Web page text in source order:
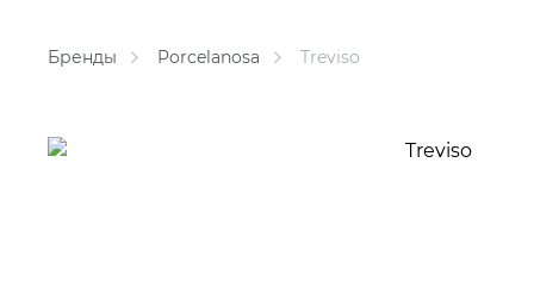
Бренды Porcelanosa Treviso